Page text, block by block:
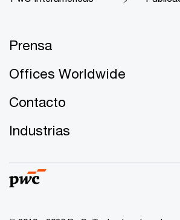
Prensa
Offices Worldwide
Contacto
Industrias